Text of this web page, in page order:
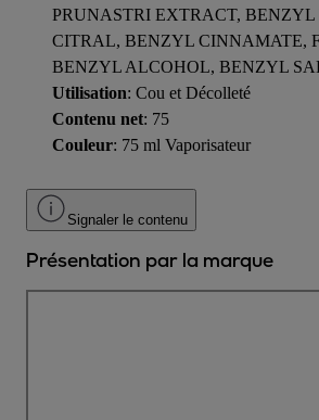
PRUNASTRI EXTRACT, BENZYL
CITRAL, BENZYL CINNAMATE,
BENZYL ALCOHOL, BENZYL
Utilisation: Cou et Décolleté
Contenu net: 75
Couleur: 75 ml Vaporisateur
Signaler le contenu
Présentation par la marque